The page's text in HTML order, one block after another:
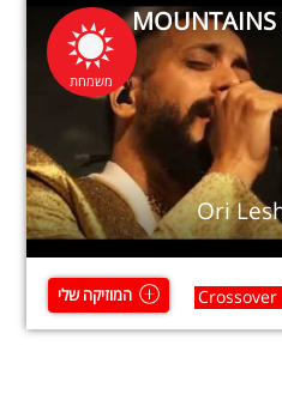
MOUNTAINS
משמחת
Ori
Crossover המוזיקה שלי